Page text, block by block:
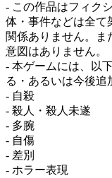
- この作品はフィク
体・事件などは全て
関係ありません。ま
意図はありません。
- 本ゲームには、以
る・あるいは今後追
- 自殺
- 殺人・殺人未遂
- 多腕
- 自傷
- 差別
- ホラー表現